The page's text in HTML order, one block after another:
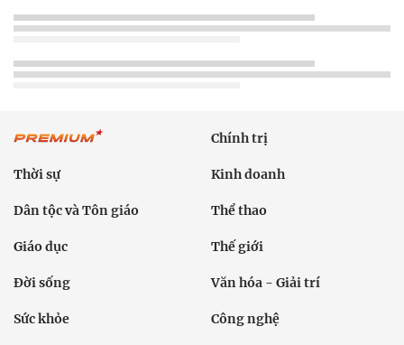
Chính trị
Thời sự Kinh doanh
Dân tộc và Tôn giáo Thể thao
Giáo dục Thế giới
Đời sống Văn hóa - Giải trí
Sức khỏe Công nghệ